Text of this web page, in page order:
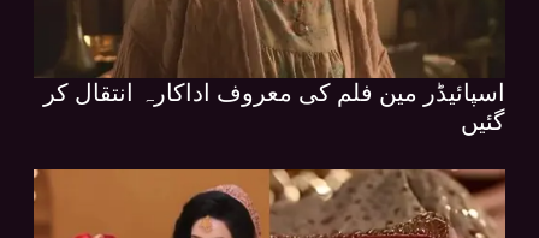
اسپائیڈر مین فلم کی معروف اداکارہ انتقال کر
گئیں